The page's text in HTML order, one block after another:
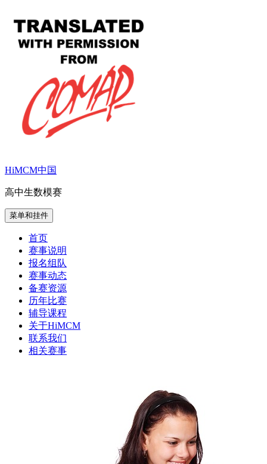
HiMCM中国
高中生数模赛
菜单和挂件
首页
赛事说明
报名组队
赛事动态
备赛资源
历年比赛
辅导课程
关于HiMCM
联系我们
相关赛事